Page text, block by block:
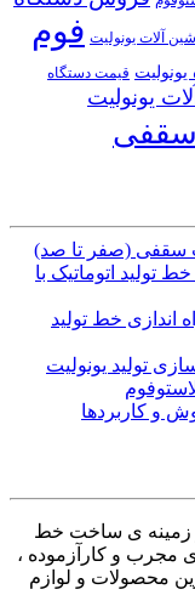
آلات یونولیت فوم
قیمت دستگاه
یونولیت
سقفی
زمینه ی ساخت خط
مجرب و کارآزموده ،
محصولات و لوازم